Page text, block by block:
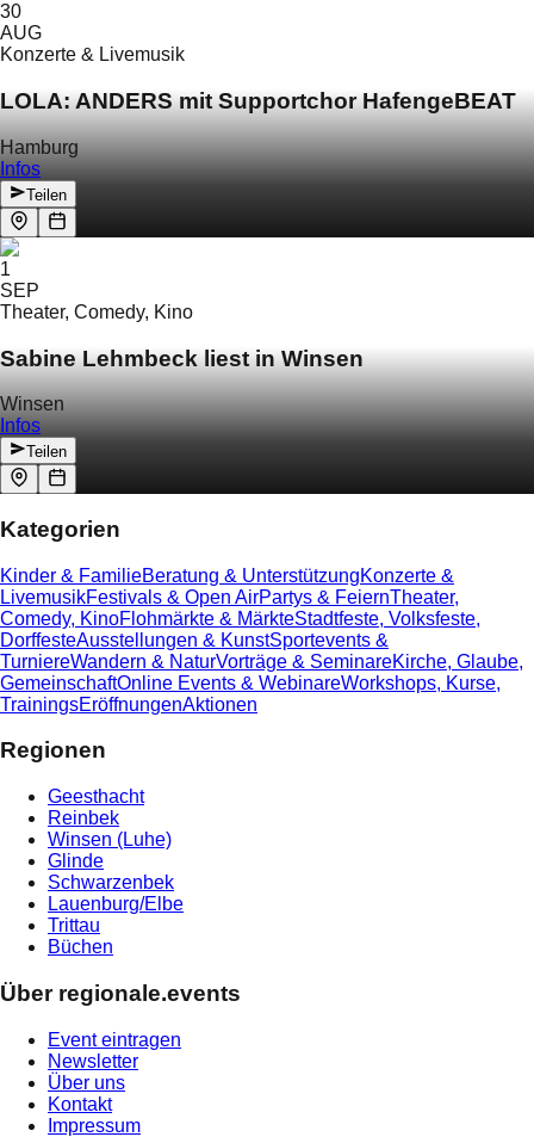
30
AUG
Konzerte & Livemusik
LOLA: ANDERS mit Supportchor HafengeBEAT
Hamburg
Infos
Teilen
1
SEP
Theater, Comedy, Kino
Sabine Lehmbeck liest in Winsen
Winsen
Infos
Teilen
Kategorien
Kinder & FamilieBeratung & UnterstützungKonzerte &
LivemusikFestivals & Open AirPartys & FeiernTheater,
Comedy, KinoFlohmärkte & MärkteStadtfeste, Volksfeste,
DorffesteAusstellungen & KunstSportevents &
TurniereWandern & NaturVorträge & SeminareKirche, Glaube,
GemeinschaftOnline Events & WebinareWorkshops, Kurse,
TrainingsEröffnungenAktionen
Regionen
Geesthacht
Reinbek
Winsen (Luhe)
Glinde
Schwarzenbek
Lauenburg/Elbe
Trittau
Büchen
Über regionale.events
Event eintragen
Newsletter
Über uns
Kontakt
Impressum